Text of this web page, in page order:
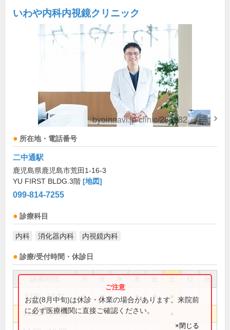
いわや内科内視鏡クリニック
所在地・電話番号
二中通駅
鹿児島県鹿児島市荒田1-16-3
YU FIRST BLDG.3階 [地図]
099-814-7255
診療科目
内科 消化器内科 内視鏡内科
診療/受付時間・休診日
祝
9:00～12:30 ● ● ● ●
14:00～17:00
お盆(8月中旬)は休診・休業の場合があります。来院前
に必ず医療機関に直接ご確認ください。
×閉じる